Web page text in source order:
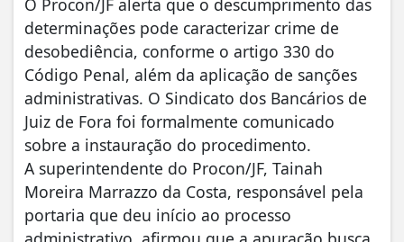
O Procon/JF alerta que o descumprimento das
determinações pode caracterizar crime de
desobediência, conforme o artigo 330 do
Código Penal, além da aplicação de sanções
administrativas. O Sindicato dos Bancários de
Juiz de Fora foi formalmente comunicado
sobre a instauração do procedimento.
A superintendente do Procon/JF, Tainah
Moreira Marrazzo da Costa, responsável pela
portaria que deu início ao processo